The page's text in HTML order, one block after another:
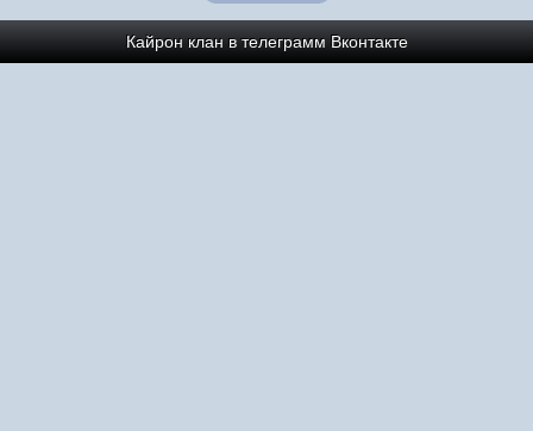
Кайрон клан в телеграмм Вконтакте